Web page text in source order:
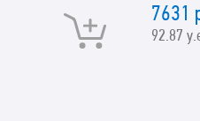
7631
92.87